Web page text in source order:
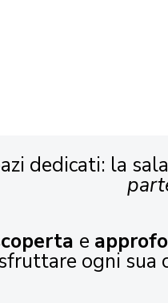
dedicati: la
e
ogni sua